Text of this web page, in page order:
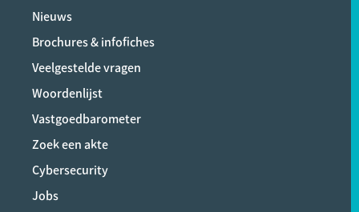
Nieuws
Brochures & infofiches
Veelgestelde vragen
Woordenlijst
Vastgoedbarometer
Zoek een akte
Cybersecurity
Jobs